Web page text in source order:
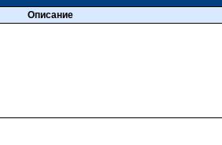
Описание